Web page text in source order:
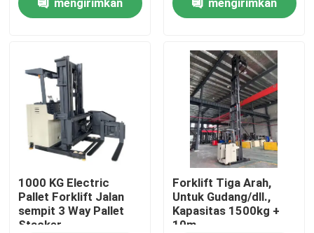
Tentang kami
Tur Pabrik
Kontrol kualitas
Hubungi kami
1000 KG Electric
Pallet Forklift Jalan
sempit 3 Way Pallet
Stacker
Forklift Tiga Arah,
Untuk Gudang/dll.,
Kapasitas 1500kg +
10m